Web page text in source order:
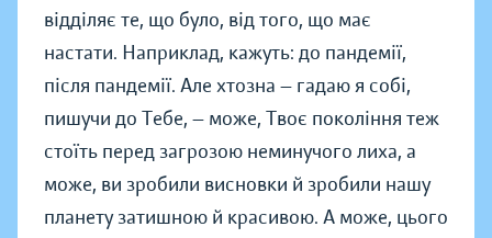
відділяє те, що було, від того, що має
настати. Наприклад, кажуть: до пандемії,
після пандемії. Але хтозна — гадаю я собі,
пишучи до Тебе, — може, Твоє покоління теж
стоїть перед загрозою неминучого лиха, а
може, ви зробили висновки й зробили нашу
планету затишною й красивою. А може, цього